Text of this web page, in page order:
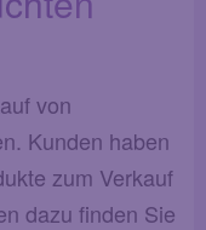
von
Kunden haben
zum Verkauf
dazu finden Sie